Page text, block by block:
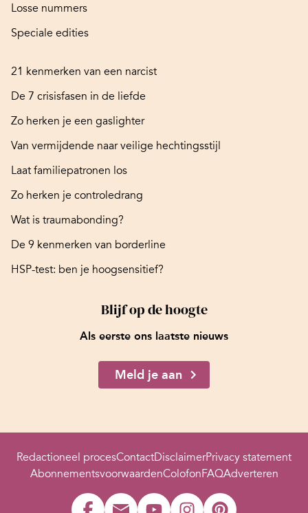
Losse nummers
Speciale edities
21 kenmerken van een narcist
De 7 crisisfasen in de liefde
Zo herken je een gaslighter
Van vermijdende naar veilige hechtingsstijl
Laat familiepatronen los
Zo herken je controledrang
Wat is traumabonding?
De 9 kenmerken van borderline
HSP-test: ben je hoogsensitief?
Blijf op de hoogte
Als eerste ons laatste nieuws
Meld je aan
Redactioneel procesContactDisclaimerPrivacy statement
AbonnementsvoorwaardenColofonFAQAdverteren